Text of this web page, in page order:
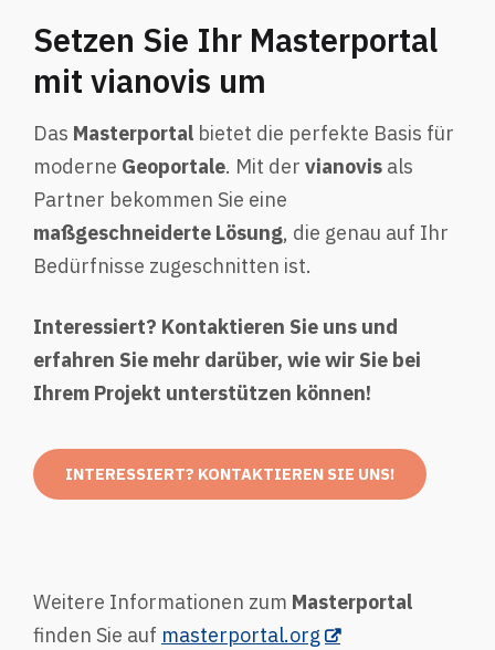
Setzen Sie Ihr Masterportal
mit vianovis um
Das Masterportal bietet die perfekte Basis für
moderne Geoportale. Mit der vianovis als
Partner bekommen Sie eine
maßgeschneiderte Lösung, die genau auf Ihr
Bedürfnisse zugeschnitten ist.
Interessiert? Kontaktieren Sie uns und
erfahren Sie mehr darüber, wie wir Sie bei
Ihrem Projekt unterstützen können!
INTERESSIERT? KONTAKTIEREN SIE UNS!
Weitere Informationen zum Masterportal
finden Sie auf masterportal.org